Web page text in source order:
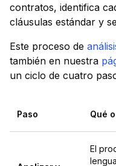
contratos, identifica
cláusulas estándar y
Este proceso de
también en nuestra
un ciclo de cuatro
Paso Qué
El